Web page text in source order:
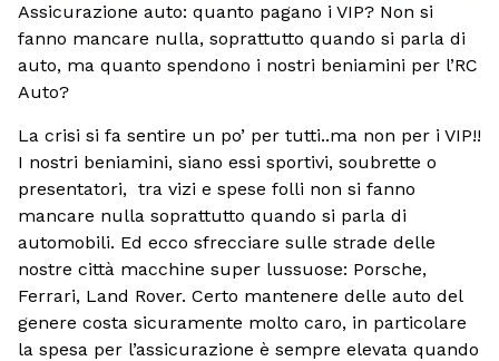
Assicurazione auto: quanto pagano i VIP? Non si
fanno mancare nulla, soprattutto quando si parla di
auto, ma quanto spendono i nostri beniamini per l’RC
Auto?
La crisi si fa sentire un po’ per tutti..ma non per i VIP!!
I nostri beniamini, siano essi sportivi, soubrette o
presentatori, tra vizi e spese folli non si fanno
mancare nulla soprattutto quando si parla di
automobili. Ed ecco sfrecciare sulle strade delle
nostre città macchine super lussuose: Porsche,
Ferrari, Land Rover. Certo mantenere delle auto del
genere costa sicuramente molto caro, in particolare
la spesa per l’assicurazione è sempre elevata quando